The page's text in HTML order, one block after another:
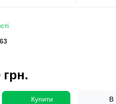
грн.
Купити В